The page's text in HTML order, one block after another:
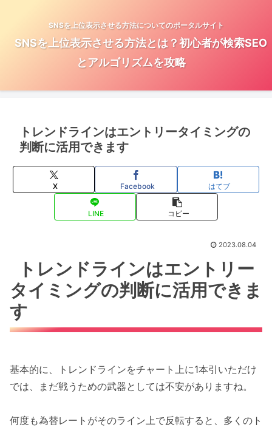
SNSを上位表示させる方法についてのポータルサイト
SNSを上位表示させる方法とは？初心者が検索SEO
とアルゴリズムを攻略
トレンドラインはエントリータイミングの
判断に活用できます
X Facebook はてブ
LINE コピー
2023.08.04
トレンドラインはエントリー
タイミングの判断に活用できま
す
基本的に、トレンドラインをチャート上に1本引いただけ
では、まだ戦うための武器としては不安がありますね。
何度も為替レートがそのライン上で反転すると、多くのト